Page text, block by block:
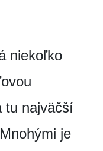
niekoľko
tu najväčší
je